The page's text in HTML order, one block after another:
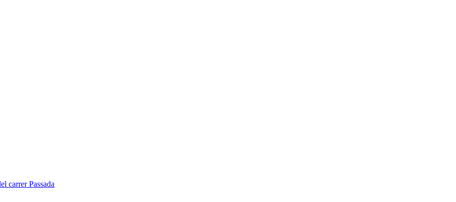
carrer Passada